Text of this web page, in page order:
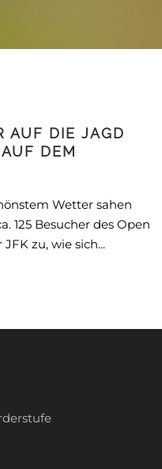
AUF DIE JAGD
DEM
Wetter sahen
125 Besucher des Open
zu, wie sich...